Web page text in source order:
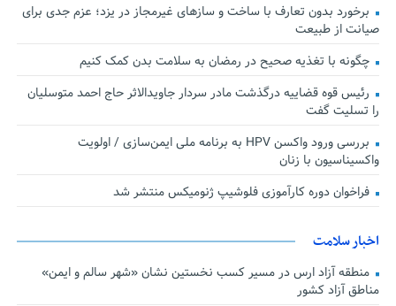
برخورد بدون تعارف با ساخت‌ و سازهای غیرمجاز در یزد؛ عزم جدی برای
صیانت از طبیعت
چگونه با تغذیه صحیح در رمضان به سلامت بدن کمک کنیم
رئیس قوه قضاییه درگذشت مادر سردار جاویدالاثر حاج احمد متوسلیان
را تسلیت گفت
بررسی ورود واکسن HPV به برنامه ملی ایمن‌سازی / اولویت
واکسیناسیون با زنان
فراخوان دوره کارآموزی فلوشیپ ژنومیکس منتشر شد
اخبار سلامت
منطقه آزاد ارس در مسیر کسب نخستین نشان «شهر سالم و ایمن»
مناطق آزاد کشور